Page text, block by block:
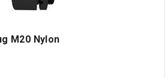
M20 Nylon